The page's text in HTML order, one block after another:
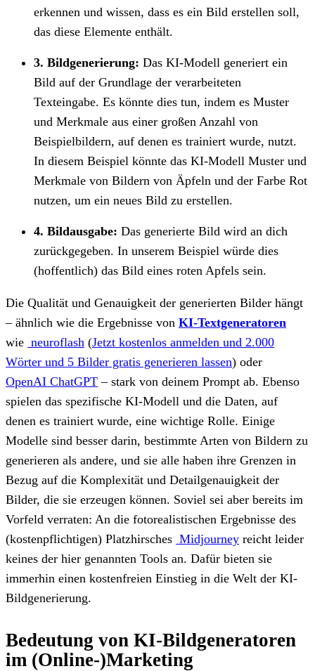
erkennen und wissen, dass es ein Bild erstellen soll,
das diese Elemente enthält.
3. Bildgenerierung: Das KI-Modell generiert ein
Bild auf der Grundlage der verarbeiteten
Texteingabe. Es könnte dies tun, indem es Muster
und Merkmale aus einer großen Anzahl von
Beispielbildern, auf denen es trainiert wurde, nutzt.
In diesem Beispiel könnte das KI-Modell Muster und
Merkmale von Bildern von Äpfeln und der Farbe Rot
nutzen, um ein neues Bild zu erstellen.
4. Bildausgabe: Das generierte Bild wird an dich
zurückgegeben. In unserem Beispiel würde dies
(hoffentlich) das Bild eines roten Apfels sein.
Die Qualität und Genauigkeit der generierten Bilder hängt
– ähnlich wie die Ergebnisse von KI-Textgeneratoren
wie neuroflash (Jetzt kostenlos anmelden und 2.000
Wörter und 5 Bilder gratis generieren lassen) oder
OpenAI ChatGPT – stark von deinem Prompt ab. Ebenso
spielen das spezifische KI-Modell und die Daten, auf
denen es trainiert wurde, eine wichtige Rolle. Einige
Modelle sind besser darin, bestimmte Arten von Bildern zu
generieren als andere, und sie alle haben ihre Grenzen in
Bezug auf die Komplexität und Detailgenauigkeit der
Bilder, die sie erzeugen können. Soviel sei aber bereits im
Vorfeld verraten: An die fotorealistischen Ergebnisse des
(kostenpflichtigen) Platzhirsches Midjourney reicht leider
keines der hier genannten Tools an. Dafür bieten sie
immerhin einen kostenfreien Einstieg in die Welt der KI-
Bildgenerierung.
Bedeutung von KI-Bildgeneratoren
im (Online-)Marketing